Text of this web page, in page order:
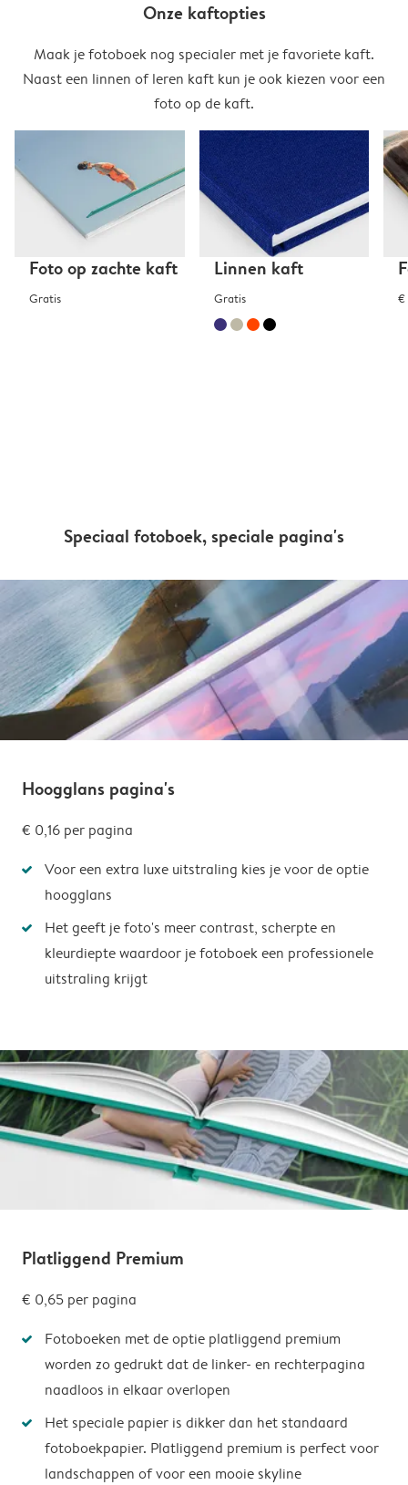
Onze kaftopties
Maak je fotoboek nog specialer met je favoriete kaft.
Naast een linnen of leren kaft kun je ook kiezen voor een
foto op de kaft.
Foto op zachte kaft
Gratis
Linnen kaft
Gratis €
Speciaal fotoboek, speciale pagina's
Hoogglans pagina's
€ 0,16 per pagina
Voor een extra luxe uitstraling kies je voor de optie
hoogglans
Het geeft je foto's meer contrast, scherpte en
kleurdiepte waardoor je fotoboek een professionele
uitstraling krijgt
Platliggend Premium
€ 0,65 per pagina
Fotoboeken met de optie platliggend premium
worden zo gedrukt dat de linker- en rechterpagina
naadloos in elkaar overlopen
Het speciale papier is dikker dan het standaard
fotoboekpapier. Platliggend premium is perfect voor
landschappen of voor een mooie skyline